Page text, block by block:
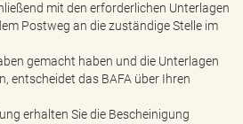
mit den erforderlichen Unterlagen
Postweg an die zuständige Stelle im
gemacht haben und die Unterlagen
entscheidet das BAFA über Ihren
erhalten Sie die Bescheinigung